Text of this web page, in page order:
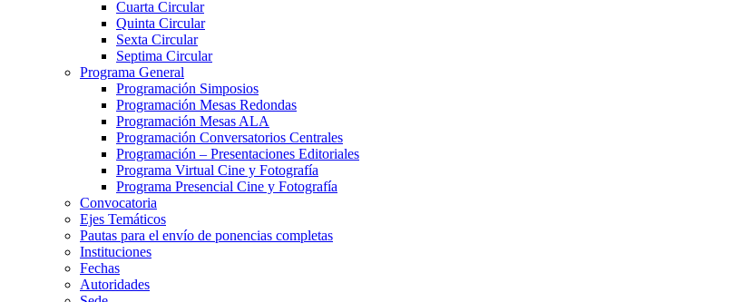
Cuarta Circular
Quinta Circular
Sexta Circular
Septima Circular
Programa General
Programación Simposios
Programación Mesas Redondas
Programación Mesas ALA
Programación Conversatorios Centrales
Programación – Presentaciones Editoriales
Programa Virtual Cine y Fotografía
Programa Presencial Cine y Fotografía
Convocatoria
Ejes Temáticos
Pautas para el envío de ponencias completas
Instituciones
Fechas
Autoridades